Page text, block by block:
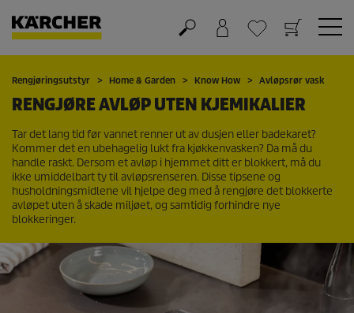
Handlekurv
Ønskeliste
Rengjøringsutstyr Home & Garden Know How Avløpsrør vask
RENGJØRE AVLØP UTEN KJEMIKALIER
Tar det lang tid før vannet renner ut av dusjen eller badekaret?
Kommer det en ubehagelig lukt fra kjøkkenvasken? Da må du
handle raskt. Dersom et avløp i hjemmet ditt er blokkert, må du
ikke umiddelbart ty til avløpsrenseren. Disse tipsene og
husholdningsmidlene vil hjelpe deg med å rengjøre det blokkerte
avløpet uten å skade miljøet, og samtidig forhindre nye
blokkeringer.